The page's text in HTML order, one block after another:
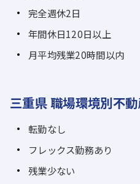
完全週休2日
年間休日120日以上
月平均残業20時間以内
三重県 職場環境別不
転勤なし
フレックス勤務あり
残業少ない